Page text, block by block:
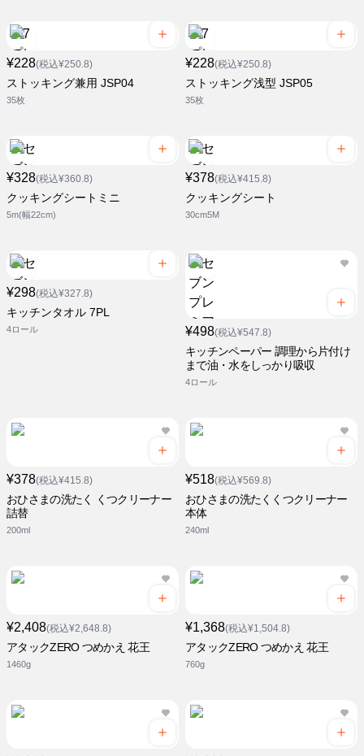
¥228(税込¥250.8)
ストッキング兼用 JSP04
35枚
¥228(税込¥250.8)
ストッキング浅型 JSP05
35枚
¥328(税込¥360.8)
クッキングシートミニ
5m(幅22cm)
¥378(税込¥415.8)
クッキングシート
30cm5M
¥298(税込¥327.8)
キッチンタオル 7PL
4ロール ¥498(税込¥547.8)
キッチンペーパー 調理から片付け
まで油・水をしっかり吸収
4ロール
¥378(税込¥415.8)
おひさまの洗たく くつクリーナー
詰替
200ml
¥518(税込¥569.8)
おひさまの洗たくくつクリーナー
本体
240ml
¥2,408(税込¥2,648.8)
アタックZERO つめかえ 花王
1460g
¥1,368(税込¥1,504.8)
アタックZERO つめかえ 花王
760g